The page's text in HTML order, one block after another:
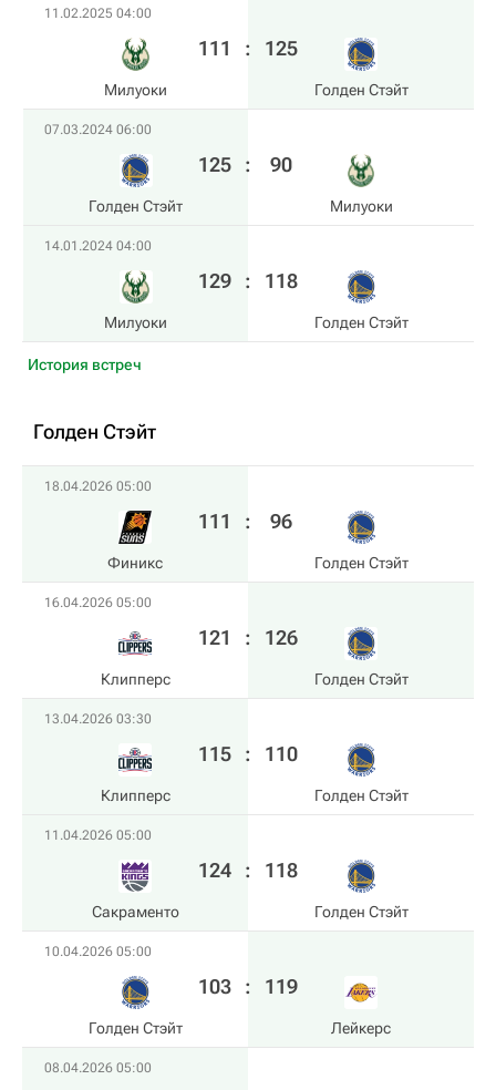
11.02.2025 04:00
Милуоки
111 : 125
Голден Стэйт
07.03.2024 06:00
Голден Стэйт
125 : 90
Милуоки
14.01.2024 04:00
Милуоки
129 : 118
Голден Стэйт
История встреч
Голден Стэйт
18.04.2026 05:00
Финикс
111 : 96
Голден Стэйт
16.04.2026 05:00
Клипперс
121 : 126
Голден Стэйт
13.04.2026 03:30
Клипперс
115 : 110
Голден Стэйт
11.04.2026 05:00
Сакраменто
124 : 118
Голден Стэйт
10.04.2026 05:00
Голден Стэйт
103 : 119
Лейкерс
08.04.2026 05:00